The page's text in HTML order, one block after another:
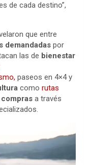
de cada destino”,
que entre
demandadas por
las de bienestar
paseos en 4×4 y
como rutas
compras a través